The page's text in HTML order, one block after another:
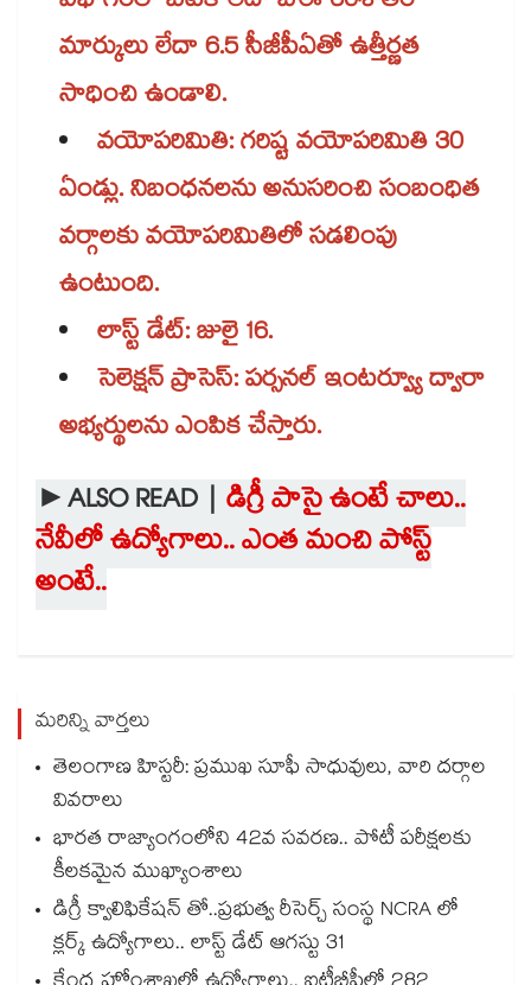
మార్కులు లేదా 6.5 సీజీపీఏతో ఉత్తీర్ణత
సాధించి ఉండాలి.
వయోపరిమితి: గరిష్ట వయోపరిమితి 30
ఏండ్లు. నిబంధనలను అనుసరించి సంబంధిత
వర్గాలకు వయోపరిమితిలో సడలింపు
ఉంటుంది.
లాస్ట్ డేట్: జులై 16.
సెలెక్షన్ ప్రాసెస్: పర్సనల్ ఇంటర్వ్యూ ద్వారా
అభ్యర్థులను ఎంపిక చేస్తారు.
►ALSO READ | డిగ్రీ పాసై ఉంటే చాలు..
నేవీలో ఉద్యోగాలు.. ఎంత మంచి పోస్ట్
అంటే..
మరిన్ని వార్తలు
తెలంగాణ హిస్టరీ: ప్రముఖ సూఫీ సాధువులు, వారి దర్గాల
వివరాలు
భారత రాజ్యాంగంలోని 42వ సవరణ.. పోటీ పరీక్షలకు
కీలకమైన ముఖ్యాంశాలు
డిగ్రీ క్వాలిఫికేషన్ తో..ప్రభుత్వ రీసెర్చ్ సంస్థ NCRA లో
క్లర్క్ ఉద్యోగాలు.. లాస్ట్ డేట్ ఆగస్టు 31